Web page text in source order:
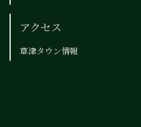
アクセス
草津タウン情報